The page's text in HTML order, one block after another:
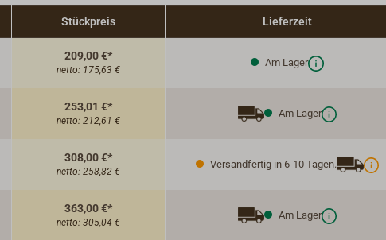
Stückpreis Lieferzeit
209,00 €*
netto: 175,63 €
Am Lager
253,01 €*
netto: 212,61 €
Am Lager
308,00 €*
netto: 258,82 €
Versandfertig in 6-10 Tagen.
363,00 €*
netto: 305,04 €
Am Lager